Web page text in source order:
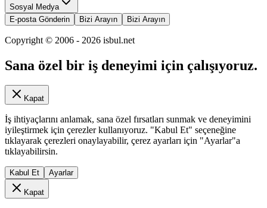
Sosyal Medya
E-posta Gönderin
Bizi Arayın Bizi Arayın
Copyright © 2006 - 2026 isbul.net
Sana özel bir iş deneyimi için çalışıyoruz.
Kapat
İş ihtiyaçlarını anlamak, sana özel fırsatları sunmak ve deneyimini
iyileştirmek için çerezler kullanıyoruz. "Kabul Et" seçeneğine
tıklayarak çerezleri onaylayabilir, çerez ayarları için "Ayarlar"a
tıklayabilirsin.
Kabul Et Ayarlar
Kapat